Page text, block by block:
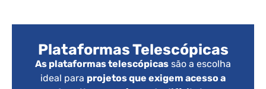
Plataformas Telescópicas
As plataformas telescópicas são a escolha
ideal para projetos que exigem acesso a